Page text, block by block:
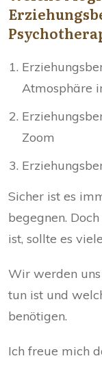
Atmosphäre
Zoom
Sicher ist es
begegnen.
ist, sollte es
Wir werden
tun ist und
benötigen.
Ich freue mich